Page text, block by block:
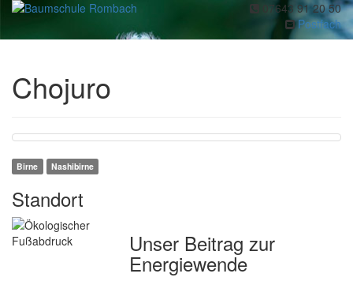
07643 91 20 50
Postfach
Chojuro
Birne Nashibirne
Standort
Unser Beitrag zur
Energiewende